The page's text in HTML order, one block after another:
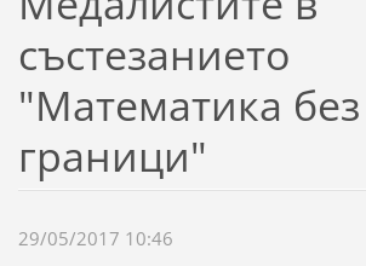
състезанието
"Математика без
граници"
29/05/2017 10:46